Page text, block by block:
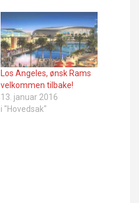
Los Angeles, ønsk Rams
velkommen tilbake!
13. januar 2016
i "Hovedsak"